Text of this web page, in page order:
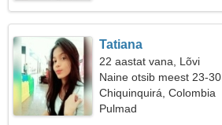
Tatiana
22 aastat vana, Lõvi
Naine otsib meest 23-30
Chiquinquirá, Colombia
Pulmad